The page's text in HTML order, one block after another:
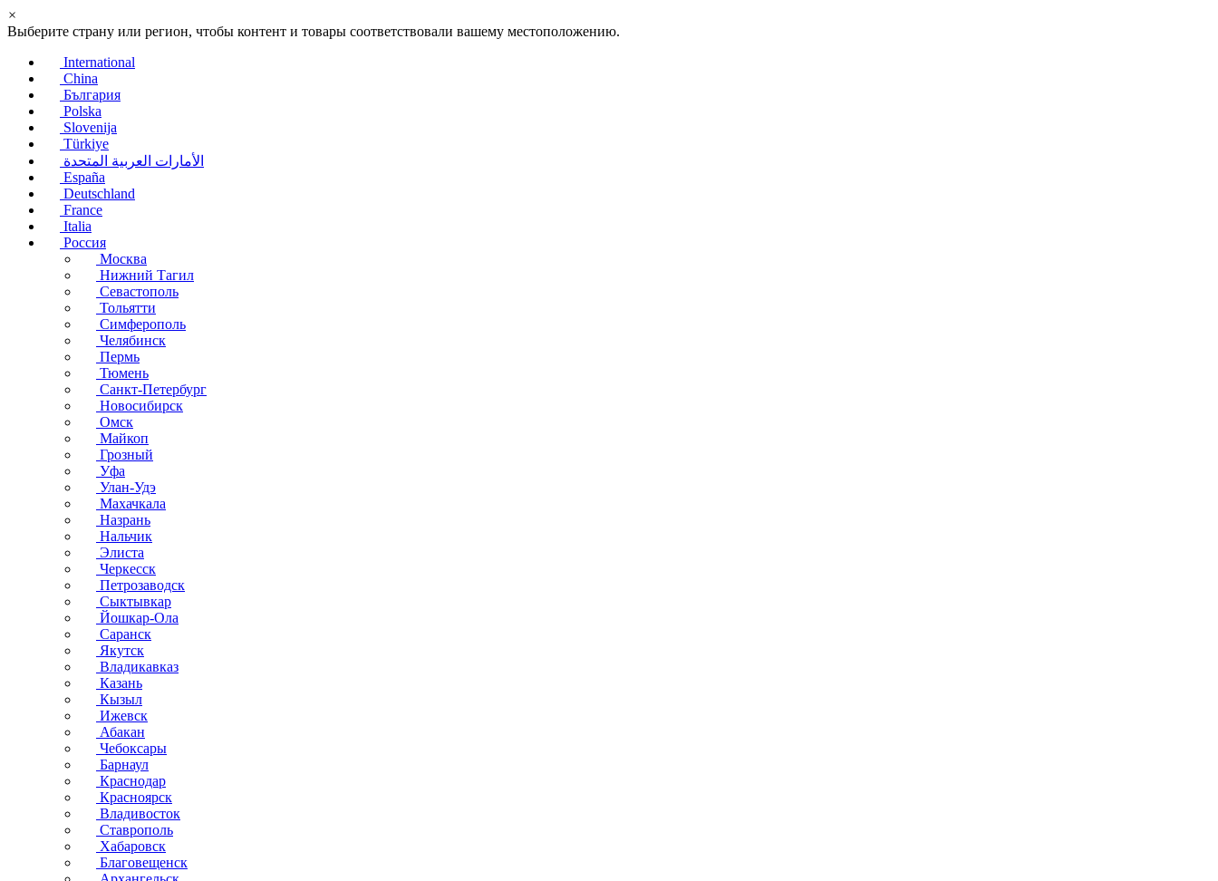
×
Выберите страну или регион, чтобы контент и товары соответствовали вашему местоположению.
International
China
България
Polska
Slovenija
Türkiye
الأمارات العربية المتحدة
España
Deutschland
France
Italia
Россия
Москва
Нижний Тагил
Севастополь
Тольятти
Симферополь
Челябинск
Пермь
Тюмень
Санкт-Петербург
Новосибирск
Омск
Майкоп
Грозный
Уфа
Улан-Удэ
Махачкала
Назрань
Нальчик
Элиста
Черкесск
Петрозаводск
Сыктывкар
Йошкар-Ола
Саранск
Якутск
Владикавказ
Казань
Кызыл
Ижевск
Абакан
Чебоксары
Барнаул
Краснодар
Красноярск
Владивосток
Ставрополь
Хабаровск
Благовещенск